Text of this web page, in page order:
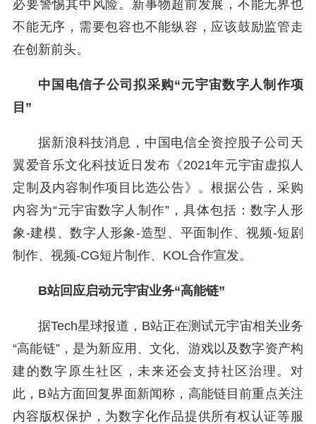
必要警惕其中风险。新事物超前发展，不能无界也
不能无序，需要包容也不能纵容，应该鼓励监管走
在创新前头。
中国电信子公司拟采购“元宇宙数字人制作项
目”
据新浪科技消息，中国电信全资控股子公司天
翼爱音乐文化科技近日发布《2021年元宇宙虚拟人
定制及内容制作项目比选公告》。根据公告，采购
内容为“元宇宙数字人制作”，具体包括：数字人形
象-建模、数字人形象-造型、平面制作、视频-短剧
制作、视频-CG短片制作、KOL合作宣发。
B站回应启动元宇宙业务“高能链”
据Tech星球报道，B站正在测试元宇宙相关业务
“高能链”，是为新应用、文化、游戏以及数字资产构
建的数字原生社区，未来还会支持社区治理。对
此，B站方面回复界面新闻称，高能链目前重点关注
内容版权保护，为数字化作品提供所有权认证等服